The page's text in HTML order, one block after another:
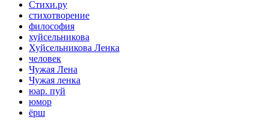
Стихи.ру
стихотворение
философия
хуйсельникова
Хуйсельникова Ленка
человек
Чужая Лена
Чужая ленка
юар. пуй
юмор
ёрш